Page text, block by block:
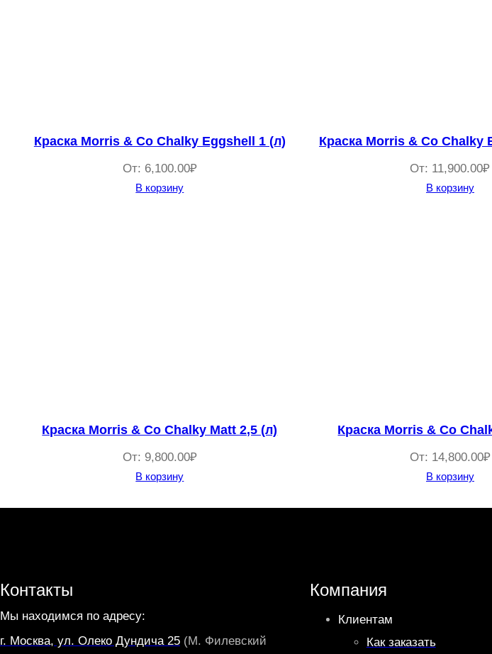
Краска Morris & Co Chalky Eggshell 1 (л)
От: 6,100.00₽
В корзину
Краска Morris & Co Chalky
От: 11,900.00₽
В корзину
Краска Morris & Co Chalky Matt 2,5 (л)
От: 9,800.00₽
В корзину
Краска Morris & Co
От: 14,800.00₽
В корзину
Контакты
Мы находимся по адресу:
г. Москва, ул. Олеко Дундича 25 (М. Филевский
Компания
Клиентам
Как заказать